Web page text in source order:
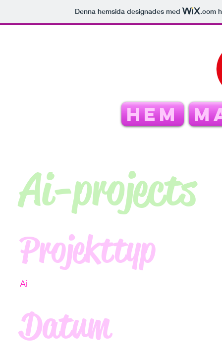
Denna hemsida designades med .com
Hem
Ai-projects
Projekttyp
Ai
Datum